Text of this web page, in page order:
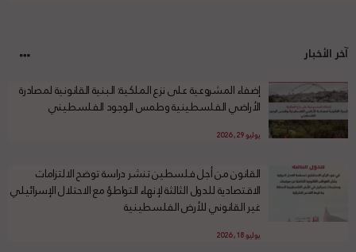
آخر الأخبار
إضفاء المشروعية على نزع الملكية: البنية القانونية لمصادرة
الأراضي الفلسطينية وطمس الوجود الفلسطيني
يوليو 29, 2026
القانون من أجل فلسطين تنشر دراسة توضح الالتزامات
الاقتصادية للدول الثالثة لإنهاء التواطؤ مع الاحتلال الإسرائيلي
غير القانوني للأرض الفلسطينية
يوليو 18, 2026